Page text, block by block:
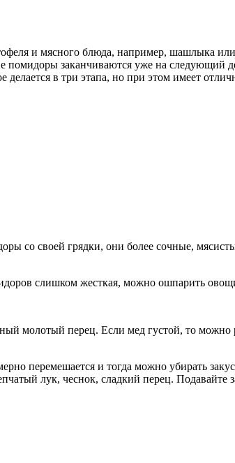
и мясного блюда, например, шашлыка
помидоры заканчиваются уже на
делается в три этапа, но при этом имеет
со своей грядки, они более сочные,
слишком жесткая, можно ошпарить
молотый перец. Если мед густой, то можно
перемешается и тогда можно убирать
лук, чеснок, сладкий перец. Подавайте